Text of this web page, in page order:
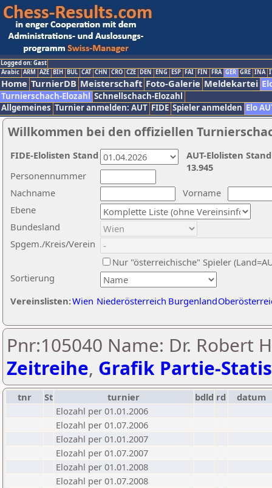
Logged on: Gast
Arabic ARM AZE BIH BUL CAT CHN CRO CZE DEN ENG ESP FAI FIN FRA GER GRE INA
Home TurnierDB Meisterschaft Foto-Galerie Meldekartei
Turnierschach-Elozahl Schnellschach-Elozahl
Allgemeines Turnier anmelden: AUT FIDE Spieler anmelden Elo
Willkommen bei den offiziellen
Nachname
Vorname
Ebene
Sortierung
Personennummer
Bundesland
Spgem./Kreis/Verein
Nur "österreichische" Spieler
Vereinslisten:Wien Niederösterreich Burgenland
AUT-Elolisten
13.945
FIDE-Elolisten Stand
Pnr:105040 Name: Dr. Robert
Zeitreihe, Grafik Partie-
tnr St turnier bdld rd
datum
Elozahl per 01.01.2006
Elozahl per 01.07.2006
Elozahl per 01.01.2007
Elozahl per 01.07.2007
Elozahl per 01.01.2008
Elozahl per 01.07.2008